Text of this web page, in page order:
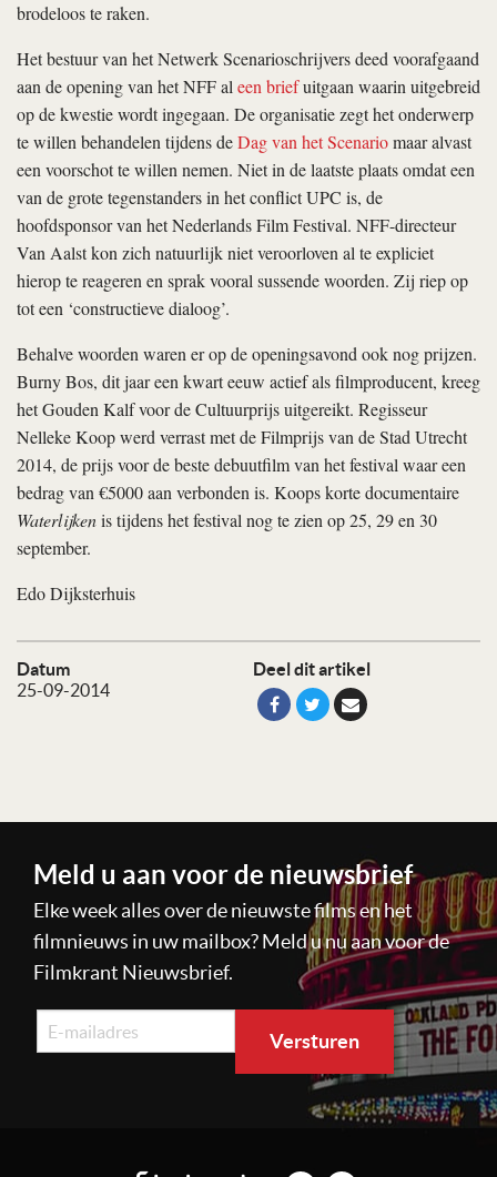
Datum
25-09-2014
Deel dit artikel
brodeloos te raken.
Het bestuur van het Netwerk Scenarioschrijvers deed voorafgaand
aan de opening van het NFF aleen briefuitgaan waarin uitgebreid
op de kwestie wordt ingegaan. De organisatie zegt het onderwerp
te willen behandelen tijdens deDag van het Scenariomaar alvast
een voorschot te willen nemen. Niet in de laatste plaats omdat een
van de grote tegenstanders in het conflict UPC is, de
hoofdsponsor van het Nederlands Film Festival. NFF-directeur
Van Aalst kon zich natuurlijk niet veroorloven al te expliciet
hierop te reageren en sprak vooral sussende woorden. Zij riep op
tot een ‘constructieve dialoog’.
Behalve woorden waren er op de openingsavond ook nog prijzen.
Burny Bos, dit jaar een kwart eeuw actief als filmproducent, kreeg
het Gouden Kalf voor de Cultuurprijs uitgereikt. Regisseur
Nelleke Koop werd verrast met de Filmprijs van de Stad Utrecht
2014, de prijs voor de beste debuutfilm van het festival waar een
bedrag van €5000 aan verbonden is. Koops korte documentaire
Waterlijkenis tijdens het festival nog te zien op 25, 29 en 30
september.
Edo Dijksterhuis
Meld u aan voor de nieuwsbrief
Elke week alles over de nieuwste films en het
filmnieuws in uw mailbox? Meld u nu aan voor de
Filmkrant Nieuwsbrief.